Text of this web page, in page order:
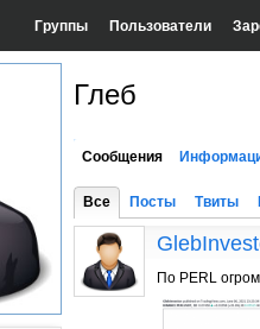
Группы Пользователи
Глеб
Сообщения
Все Посты Твиты
По PERL